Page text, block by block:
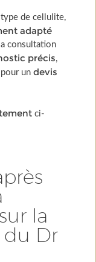
de cellulite,
adapté
consultation
précis,
un devis
ci-
la
du Dr